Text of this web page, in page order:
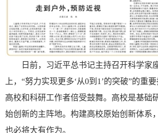
日前，习近平总书记主持召开科学家
上，“努力实现更多‘从0到1’的突破”的重
高校和科研工作者倍受鼓舞。高校是基础
始创新的主阵地。构建高校原始创新体系
也必将大有作为。